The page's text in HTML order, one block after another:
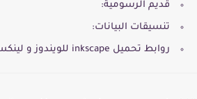
قديم الرسومية:
تنسيقات البيانات:
روابط تحميل inkscape للويندوز و لينكس و ماك او اس و جنو: